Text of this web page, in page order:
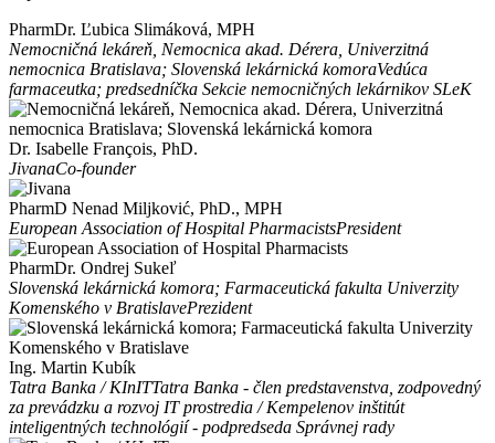
PharmDr. Ľubica Slimáková, MPH
Nemocničná lekáreň, Nemocnica akad. Dérera, Univerzitná
nemocnica Bratislava; Slovenská lekárnická komoraVedúca
farmaceutka; predsedníčka Sekcie nemocničných lekárnikov SLeK
Dr. Isabelle François, PhD.
JivanaCo-founder
PharmD Nenad Miljković, PhD., MPH
European Association of Hospital PharmacistsPresident
PharmDr. Ondrej Sukeľ
Slovenská lekárnická komora; Farmaceutická fakulta Univerzity
Komenského v BratislavePrezident
Ing. Martin Kubík
Tatra Banka / KInITTatra Banka - člen predstavenstva, zodpovedný
za prevádzku a rozvoj IT prostredia / Kempelenov inštitút
inteligentných technológií - podpredseda Správnej rady